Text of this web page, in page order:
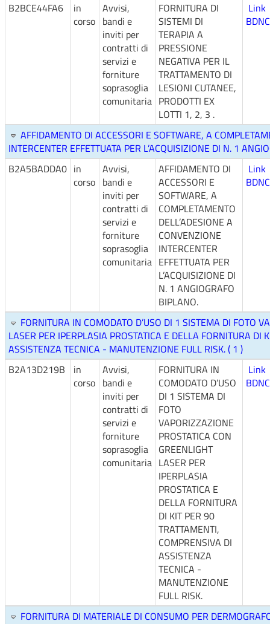
B2BCE44FA6
in
corso
Avvisi,
bandi e
inviti per
contratti di
servizi e
forniture
soprasoglia
comunitaria
FORNITURA DI
SISTEMI DI
TERAPIA A
PRESSIONE
NEGATIVA PER IL
TRATTAMENTO DI
LESIONI CUTANEE,
PRODOTTI EX
LOTTI 1, 2, 3 .
Link
AFFIDAMENTO DI ACCESSORI E SOFTWARE, A
INTERCENTER EFFETTUATA PER L’ACQUISIZIONE DI N. 1
B2A5BADDA0 in
corso
Avvisi,
bandi e
inviti per
contratti di
servizi e
forniture
soprasoglia
comunitaria
AFFIDAMENTO DI
ACCESSORI E
SOFTWARE, A
COMPLETAMENTO
DELL’ADESIONE A
CONVENZIONE
INTERCENTER
EFFETTUATA PER
L’ACQUISIZIONE DI
N. 1 ANGIOGRAFO
BIPLANO.
Link
FORNITURA IN COMODATO D’USO DI 1 SISTEMA DI FOTO
LASER PER IPERPLASIA PROSTATICA E DELLA FORNITURA DI
ASSISTENZA TECNICA - MANUTENZIONE FULL RISK. ( 1 )
B2A13D219B
in
corso
Avvisi,
bandi e
inviti per
contratti di
servizi e
forniture
soprasoglia
comunitaria
FORNITURA IN
COMODATO D’USO
DI 1 SISTEMA DI
FOTO
VAPORIZZAZIONE
PROSTATICA CON
GREENLIGHT
LASER PER
IPERPLASIA
PROSTATICA E
DELLA FORNITURA
DI KIT PER 90
TRATTAMENTI,
COMPRENSIVA DI
ASSISTENZA
TECNICA -
MANUTENZIONE
FULL RISK.
Link
FORNITURA DI MATERIALE DI CONSUMO PER